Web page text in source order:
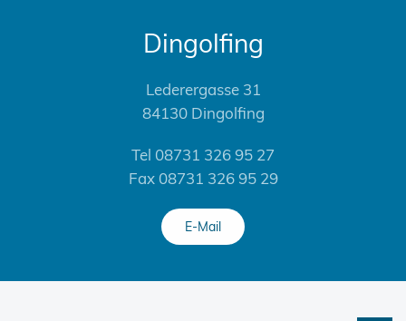
Dingolfing
Lederergasse 31
84130 Dingolfing
Tel 08731 326 95 27
Fax 08731 326 95 29
E-Mail